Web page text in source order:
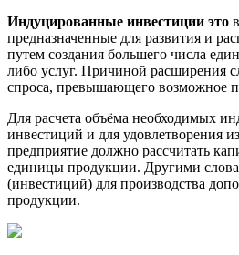
Индуцированные инвестиции это
предназначенные для развития и
путем создания большего числа
либо услуг. Причиной расширения
спроса, превышающего возможное
Для расчета объёма необходимых
инвестиций и для удовлетворения
предприятие должно рассчитать
единицы продукции. Другими
(инвестиций) для производства
продукции.